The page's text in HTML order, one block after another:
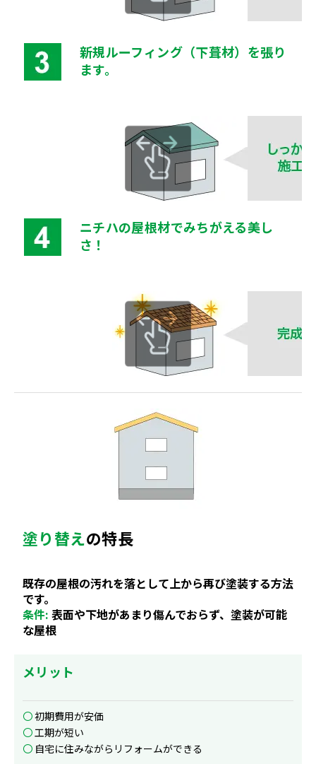
新規ルーフィング（下葺材）を張り
ます。
ニチハの屋根材でみちがえる美し
さ！
塗り替えの特長
既存の屋根の汚れを落として上から再び塗装する方法
です。
条件: 表面や下地があまり傷んでおらず、塗装が可能
な屋根
メリット
〇初期費用が安価
〇工期が短い
〇 自宅に住みながらリフォームができる